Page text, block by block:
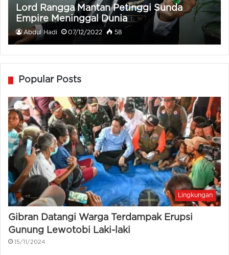
Lord Rangga Mantan Petinggi Sunda
Empire Meninggal Dunia
Abdul Hadi 07/12/2022 58
Popular Posts
Lingkungan
Gibran Datangi Warga Terdampak Erupsi
Gunung Lewotobi Laki-laki
15/11/2024